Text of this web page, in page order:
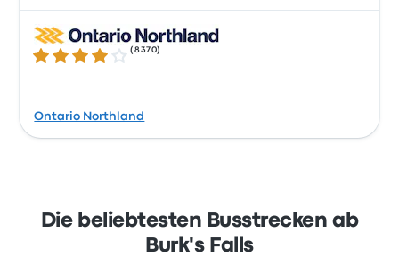
4.2 von 5 Sternen
(8370)
Ontario Northland
Die beliebtesten Busstrecken ab
Burk's Falls